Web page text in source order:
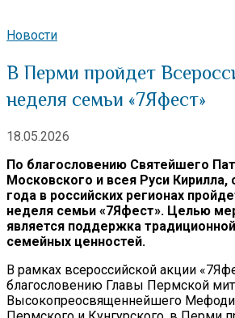
Новости
В Перми пройдет
неделя семьи «7Яфест»
18.05.2026
По благословению Святейшего
Московского и всея Руси Кирилла,
года в российских регионах
неделя семьи «7Яфест». Целью
является поддержка
семейных ценностей.
В рамках всероссийской акции
благословению Главы Пермской
Высокопреосвященнейшего